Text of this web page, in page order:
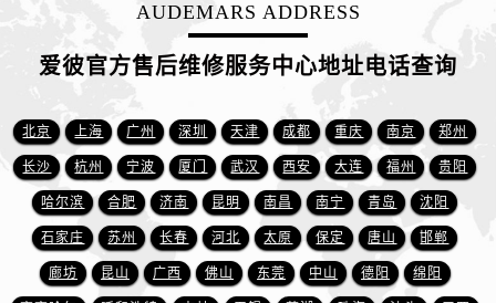
安徽省马鞍山市雨山区湖南西路爱彼售后服务中心（需提前预约）
安徽省铜陵市铜官区石城大道爱彼售后服务中心（需提前预约）
安徽省芜湖市镜湖区中山路步行街爱彼售后服务中心（需提前预约）
安徽省宣城市宣州区叠嶂西路爱彼售后服务中心（需提前预约）
福建省龙岩市新罗区九一南路爱彼售后服务中心（需提前预约）
福建省南平市建阳区人民西路爱彼售后服务中心（需提前预约）
福建省宁德市蕉城区天湖东路爱彼售后服务中心（需提前预约）
AUDEMARS ADDRESS
爱彼官方售后维修服务中心地址电话查询
北京 上海 广州 深圳 天津 成都 重庆 南京 郑州
长沙 杭州 宁波 厦门 武汉 西安 大连 福州 贵阳
哈尔滨 合肥 济南 昆明 南昌 南宁 青岛 沈阳
石家庄 苏州 长春 河北 太原 保定 唐山 邯郸
廊坊 昆山 广西 佛山 东莞 中山 德阳 绵阳